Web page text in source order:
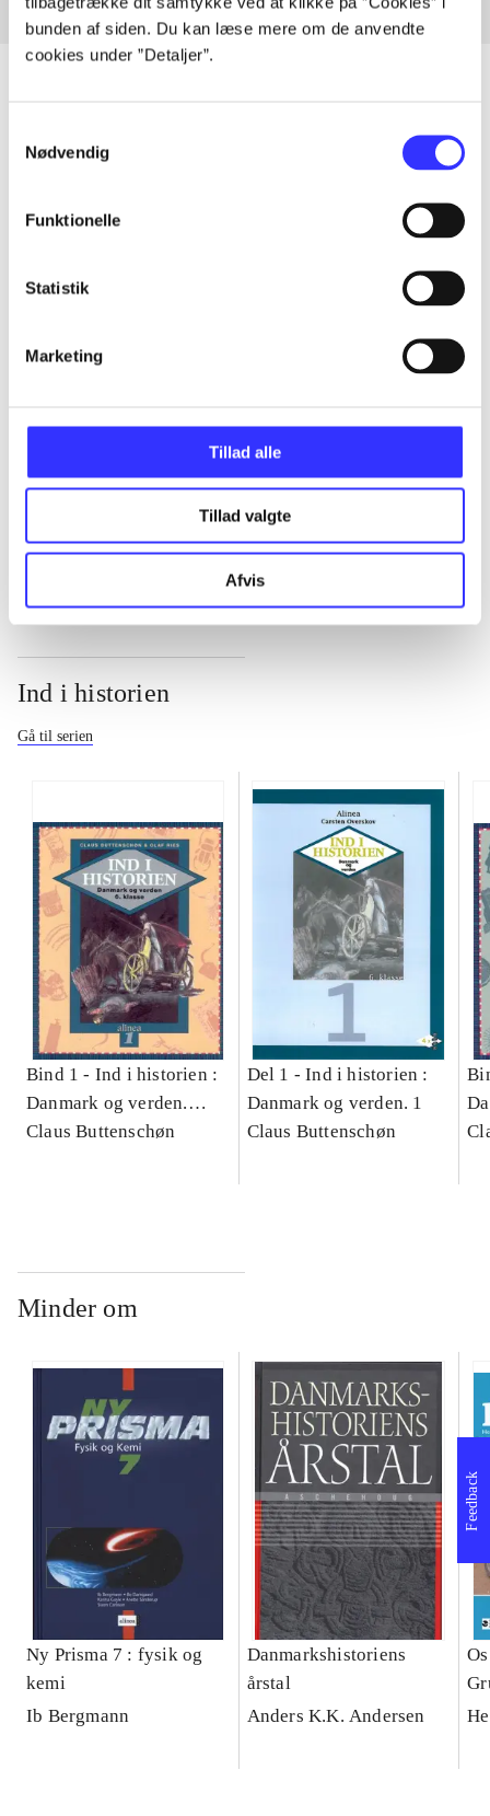
bunden af siden. Du kan læse mere om de anvendte
cookies under ”Detaljer”.
Nødvendig
Funktionelle
Statistik
Marketing
Tillad alle
Tillad valgte
Afvis
Artikler
Ind i historien
Gå til serien
Bind 1 - Ind i historien :
Danmark og verden.
Bind 1 : 6. klasse
Claus Buttenschøn
Del 1 -Ind i historien :
Danmark og verden. 1
Claus Buttenschøn
Minder om
Ny Prisma 7 : fysik og
kemi
Ib Bergmann
Danmarkshistoriens
årstal
Anders K.K. Andersen
Feedback